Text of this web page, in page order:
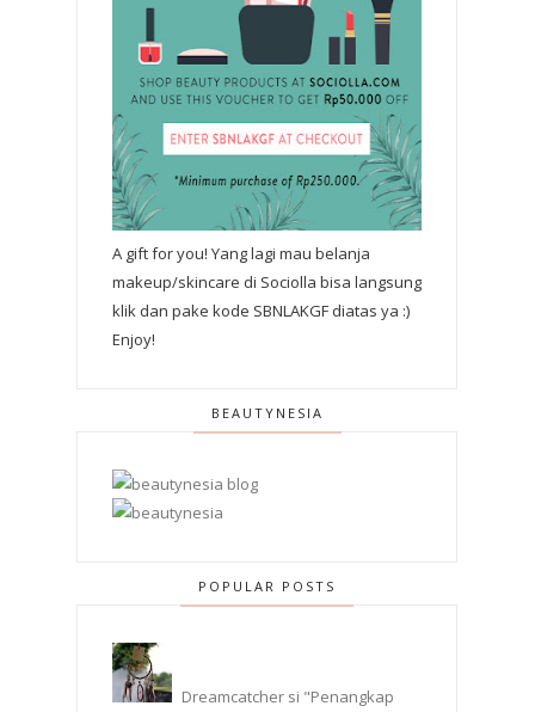
A gift for you! Yang lagi mau belanja
makeup/skincare di Sociolla bisa langsung
klik dan pake kode SBNLAKGF diatas ya :)
Enjoy!
BEAUTYNESIA
POPULAR POSTS
Dreamcatcher si "Penangkap